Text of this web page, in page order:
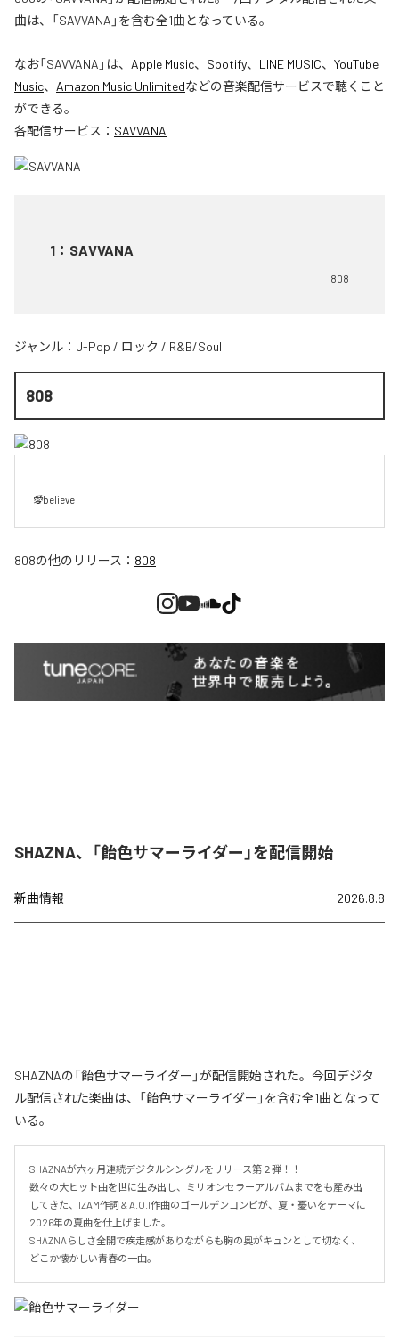
曲は、「SAVVANA」を含む全1曲となっている。
なお「SAVVANA 」は、 Apple Music、 Spotify、 LINE MUSIC、 YouTube
Music、 Amazon Music Unlimitedなどの音楽配信サービスで聴くこと
ができる。
各配信サービス： SAVVANA
1 ： SAVVANA
808
ジャンル： J-Pop / ロック / R&B/Soul
808
愛believe
808の他のリリース： 808
SHAZNA、「飴色サマーライダー」を配信開始
新曲情報 2026.8.8
SHAZNAの「飴色サマーライダー」が配信開始された。今回デジタ
ル配信された楽曲は、「飴色サマーライダー」を含む全1曲となって
いる。
SHAZNAが六ヶ月連続デジタルシングルをリリース第２弾！！
数々の大ヒット曲を世に生み出し、ミリオンセラーアルバムまでをも産み出
してきた、IZAM作詞 & A.O.I作曲のゴールデンコンビが、夏・憂いをテーマに
2026年の夏曲を仕上げました。
SHAZNAらしさ全開で疾走感がありながらも胸の奥がキュンとして切なく、
どこか懐かしい青春の一曲。